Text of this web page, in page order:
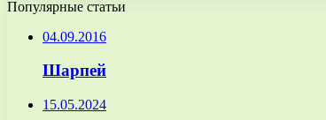
Популярные статьи
04.09.2016
Шарпей
15.05.2024